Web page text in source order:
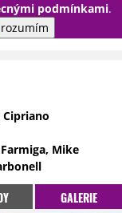
podmínkami.
rozumím
PŘIHLÁSIT
Mike
GALERIE